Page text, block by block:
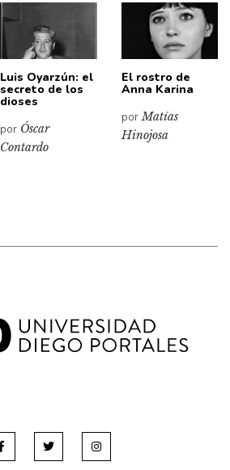
Luis Oyarzún: el
secreto de los
dioses
por Óscar
Contardo
El rostro de
Anna Karina
porMatías
Hinojosa